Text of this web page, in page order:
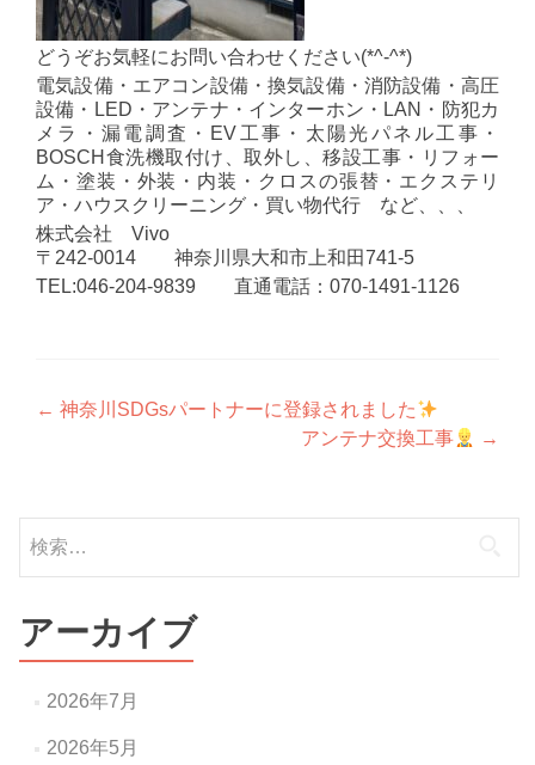
どうぞお気軽にお問い合わせください(*^-^*)
電気設備・エアコン設備・換気設備・消防設備・高圧
設備・LED・アンテナ・インターホン・LAN・防犯カ
メラ・漏電調査・EV工事・太陽光パネル工事・
BOSCH食洗機取付け、取外し、移設工事・リフォー
ム・塗装・外装・内装・クロスの張替・エクステリ
ア・ハウスクリーニング・買い物代行 など、、、
株式会社 Vivo
〒242-0014 神奈川県大和市上和田741-5
TEL:046-204-9839 直通電話：070-1491-1126
投
ビ
ゲ
ー
シ
ョ
ン
← 神奈川SDGsパートナーに登録されました
アンテナ交換工事
→
索:
アーカイブ
2026年7月
2026年5月